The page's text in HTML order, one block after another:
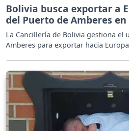
Bolivia busca exportar a
del Puerto de Amberes
La Cancillería de Bolivia gestiona el
Amberes para exportar hacia